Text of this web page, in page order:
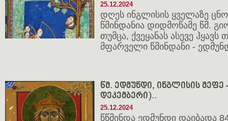
25.12.2024
დღეს ინგლისის ყველაზე
წმინდანია დიდმოწამე წმ.
თუმცა, ქვეყანას ასევე ჰყავს
მფარველი წმინდანი -
წმ. ედმუნდი, ინგლისის მეფე
დეკემბერი)..
25.12.2024
წწმინდა ედმუნდი დაიბადა